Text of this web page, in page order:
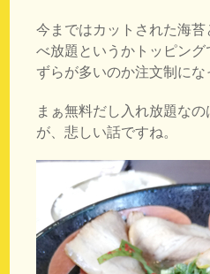
今まではカットされた海
べ放題というかトッピン
ずらが多いのか注文制にな
まぁ無料だし入れ放題な
が、悲しい話ですね。